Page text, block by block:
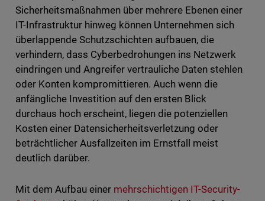
Sicherheitsmaßnahmen über mehrere Ebenen einer
IT-Infrastruktur hinweg können Unternehmen sich
überlappende Schutzschichten aufbauen, die
verhindern, dass Cyberbedrohungen ins Netzwerk
eindringen und Angreifer vertrauliche Daten stehlen
oder Konten kompromittieren. Auch wenn die
anfängliche Investition auf den ersten Blick
durchaus hoch erscheint, liegen die potenziellen
Kosten einer Datensicherheitsverletzung oder
beträchtlicher Ausfallzeiten im Ernstfall meist
deutlich darüber.
Mit dem Aufbau einer mehrschichtigen IT-Security-